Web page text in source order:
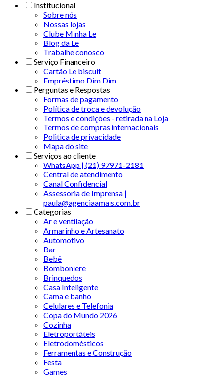
Institucional
Sobre nós
Nossas lojas
Clube Minha Le
Blog da Le
Trabalhe conosco
Serviço Financeiro
Cartão Le biscuit
Empréstimo Dim Dim
Perguntas e Respostas
Formas de pagamento
Política de troca e devolução
Termos e condições - retirada na Loja
Termos de compras internacionais
Politica de privacidade
Mapa do site
Serviços ao cliente
WhatsApp | (21) 97971-2181
Central de atendimento
Canal Confidencial
Assessoria de Imprensa |
paula@agenciaamais.com.br
Categorias
Ar e ventilação
Armarinho e Artesanato
Automotivo
Bar
Bebê
Bomboniere
Brinquedos
Casa Inteligente
Cama e banho
Celulares e Telefonia
Copa do Mundo 2026
Cozinha
Eletroportáteis
Eletrodomésticos
Ferramentas e Construção
Festa
Games